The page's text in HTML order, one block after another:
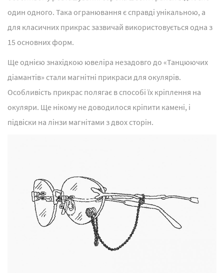
один одного. Така огранювання є справді унікальною, а
для класичних прикрас зазвичай використовується одна з
15 основних форм.
Ще однією знахідкою ювеліра незадовго до «Танцюючих
діамантів» стали магнітні прикраси для окулярів.
Особливість прикрас полягає в способі їх кріплення на
окуляри. Ще нікому не доводилося кріпити камені, і
підвіски на лінзи магнітами з двох сторін.